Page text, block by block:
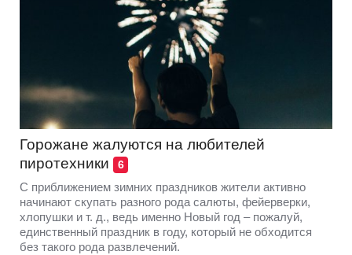
Горожане жалуются на любителей
пиротехники
6
С приближением зимних праздников жители активно
начинают скупать разного рода салюты, фейерверки,
хлопушки и т. д., ведь именно Новый год – пожалуй,
единственный праздник в году, который не обходится
без такого рода развлечений.